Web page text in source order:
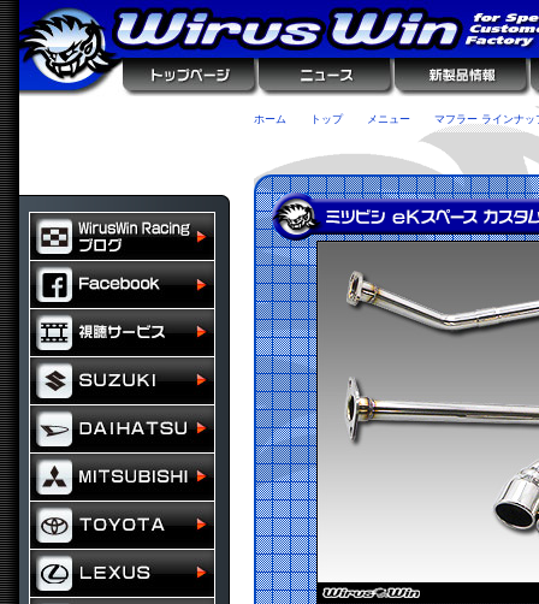
ホーム トップ メニュー マフラー ラインナッ